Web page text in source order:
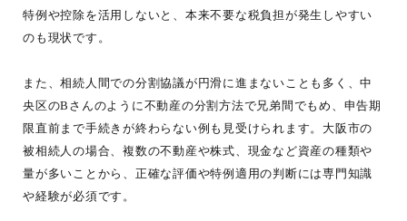
特例や控除を活用しないと、本来不要な税負担が発生しやすい
のも現状です。
また、相続人間での分割協議が円滑に進まないことも多く、中
央区のBさんのように不動産の分割方法で兄弟間でもめ、申告期
限直前まで手続きが終わらない例も見受けられます。大阪市の
被相続人の場合、複数の不動産や株式、現金など資産の種類や
量が多いことから、正確な評価や特例適用の判断には専門知識
や経験が必須です。